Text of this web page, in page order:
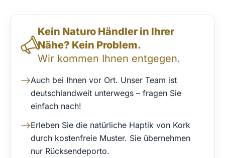
Kein Naturo Händler in Ihrer
Nähe? Kein Problem.
Wir kommen Ihnen entgegen.
Auch bei Ihnen vor Ort. Unser Team ist
deutschlandweit unterwegs – fragen Sie
einfach nach!
Erleben Sie die natürliche Haptik von Kork
durch kostenfreie Muster. Sie übernehmen
nur Rücksendeporto.